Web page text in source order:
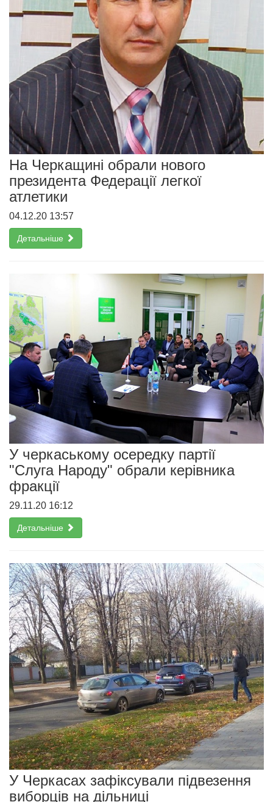
На Черкащині обрали нового
президента Федерації легкої
атлетики
04.12.20 13:57
Детальніше
У черкаському осередку партії
"Слуга Народу" обрали керівника
фракції
29.11.20 16:12
Детальніше
У Черкасах зафіксували підвезення
виборців на дільниці